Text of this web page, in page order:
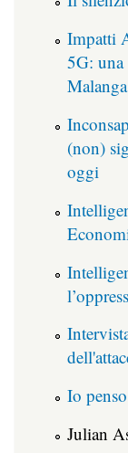
Impatti
5G: una
Malanga
(non)
oggi
Io
Julian